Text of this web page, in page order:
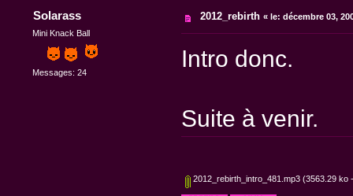
Solarass
Mini Knack Ball
Messages: 24
2012_rebirth «le: décembre 03,
Intro donc.
Suite à venir.
2012_rebirth_intro_481.mp3 (3563.29 ko